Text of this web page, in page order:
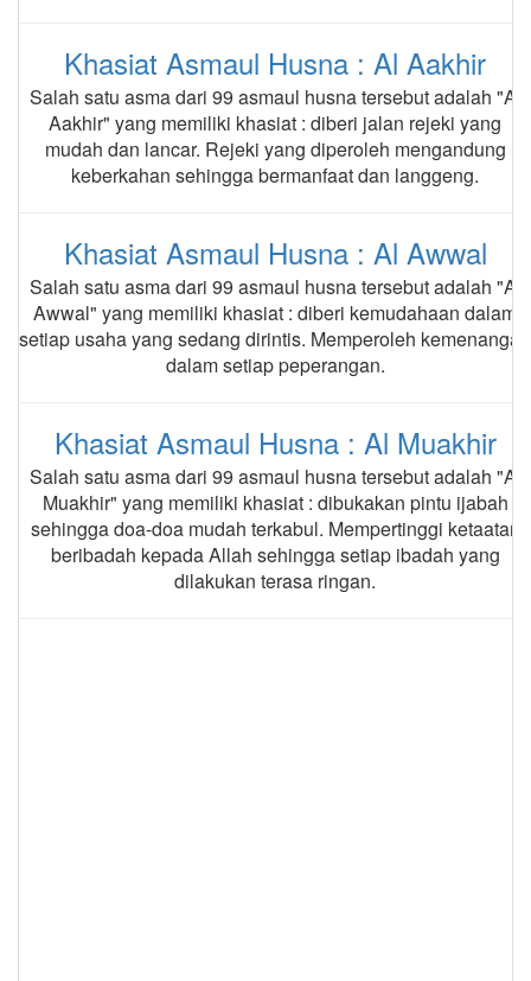
Khasiat Asmaul Husna : Al Aakhir
Salah satu asma dari 99 asmaul husna tersebut adalah "Al
Aakhir" yang memiliki khasiat : diberi jalan rejeki yang
mudah dan lancar. Rejeki yang diperoleh mengandung
keberkahan sehingga bermanfaat dan langgeng.
Khasiat Asmaul Husna : Al Awwal
Salah satu asma dari 99 asmaul husna tersebut adalah "Al
Awwal" yang memiliki khasiat : diberi kemudahaan dalam
setiap usaha yang sedang dirintis. Memperoleh kemenangan
dalam setiap peperangan.
Khasiat Asmaul Husna : Al Muakhir
Salah satu asma dari 99 asmaul husna tersebut adalah "Al
Muakhir" yang memiliki khasiat : dibukakan pintu ijabah
sehingga doa-doa mudah terkabul. Mempertinggi ketaatan
beribadah kepada Allah sehingga setiap ibadah yang
dilakukan terasa ringan.